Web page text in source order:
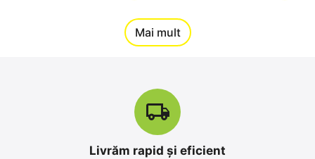
-10%
Mai mult
Livrăm rapid și eficient